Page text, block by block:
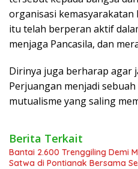
organisasi
itu telah berperan aktif
menjaga Pancasila, dan
Dirinya juga berharap agar
Perjuangan menjadi
mutualisme yang saling
Berita Terkait
Bantai 2.600 Trenggiling Demi
Satwa di Pontianak Bersama